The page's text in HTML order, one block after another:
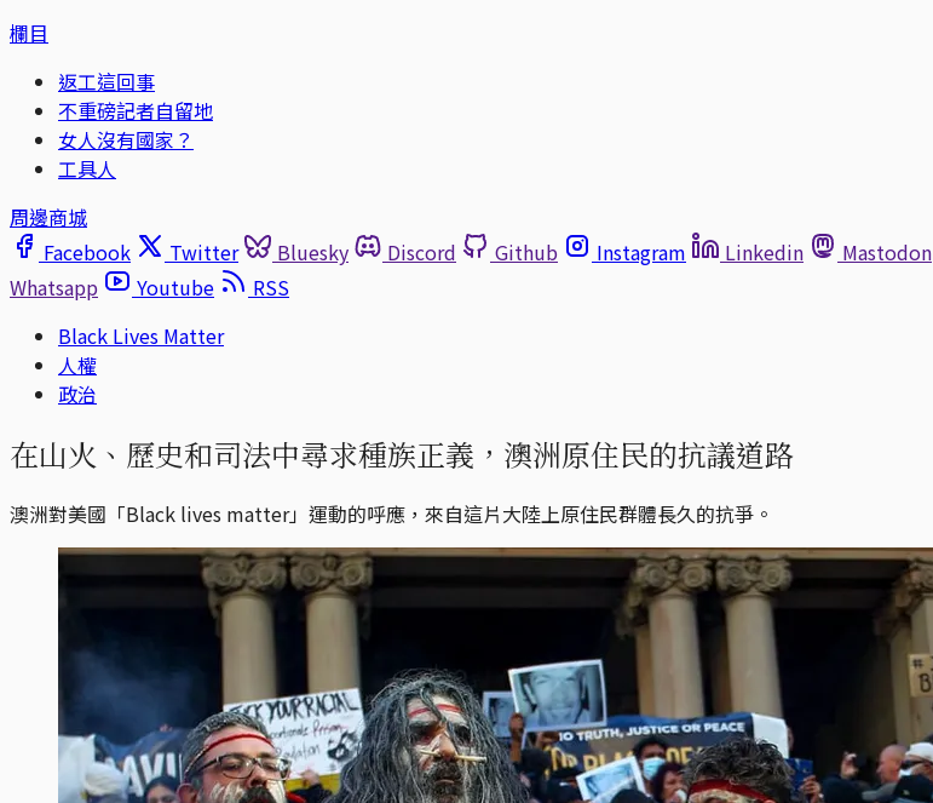
欄目
返工這回事
不重磅記者自留地
女人沒有國家？
工具人
周邊商城
Facebook
Twitter Bluesky Discord Github Instagram Linkedin Mastodon
Whatsapp
Youtube
RSS
Black Lives Matter
人權
政治
在山火、歷史和司法中尋求種族正義，澳洲原住民的抗議道路
澳洲對美國「Black lives matter」運動的呼應，來自這片大陸上原住民群體長久的抗爭。